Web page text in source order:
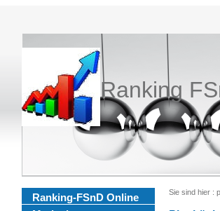
Ranking
Ranking-FSnD Online
Sie sind hier :